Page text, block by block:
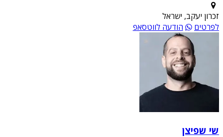
זכרון יעקב, ישראל
לפרטים
הודעה לווטסאפ
שי שפיצן